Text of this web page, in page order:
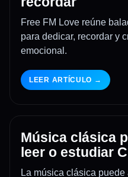
Free FM Love reúne
para dedicar, recordar y
emocional.
LEER ARTÍCULO →
Música clásica
leer o estudiar
La música clásica